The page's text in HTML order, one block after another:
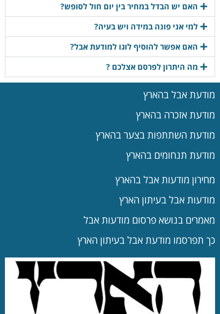
האם יש הבדל במחיר בין יום חול לסופש?
למי אני פונה במידה ויש בעיה?
האם אפשר להוסיף לוגו למודעת אבל?
מה היתרון לפרסם אצלכם ?
מודעת אבל בהארץ
מודעת אזכרה בהארץ
מודעת השתתפות בצער בהארץ
מודעת תנחומים בהארץ
מחירון מודעות אבל בהארץ
מודעות אבל בעיתון הארץ
מאמרים בנושא פרסום מודעות אבל
כך תפרסמו מודעת אבל בעיתון הארץ